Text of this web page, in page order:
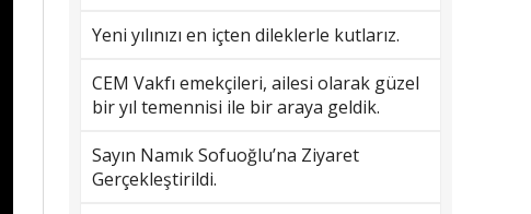
Yeni yılınızı en içten dileklerle kutlarız.
CEM Vakfı emekçileri, ailesi olarak güzel
bir yıl temennisi ile bir araya geldik.
Sayın Namık Sofuoğlu’na Ziyaret
Gerçekleştirildi.